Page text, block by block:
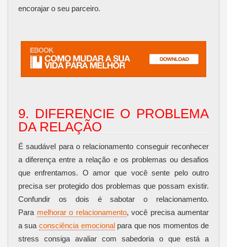
encorajar o seu parceiro.
9. DIFERENCIE O PROBLEMA
DA RELAÇÃO
É saudável para o relacionamento conseguir reconhecer
a diferença entre a relação e os problemas ou desafios
que enfrentamos. O amor que você sente pelo outro
precisa ser protegido dos problemas que possam existir.
Confundir os dois é sabotar o relacionamento.
Para melhorar o relacionamento, você precisa aumentar
a sua consciência emocionalpara que nos momentos de
stress consiga avaliar com sabedoria o que está a